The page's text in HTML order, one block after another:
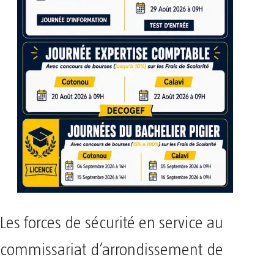
Les forces de sécurité en service au
commissariat d’arrondissement de